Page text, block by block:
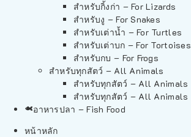
สำหรับกิ้งก่า – For Lizards
สำหรับงู – For Snakes
สำหรับเต่าน้ำ – For Turtles
สำหรับเต่าบก – For Tortoises
สำหรับกบ – For Frogs
สำหรับทุกสัตว์ – All Animals
สำหรับทุกสัตว์ – All Animals
สำหรับทุกสัตว์ – All Animals
อาหารปลา – Fish Food
หน้าหลัก